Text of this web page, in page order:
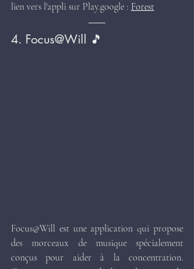
lien vers l'appli sur Play.google : Forest
4. Focus@Will 🎵
Focus@Will est une application qui propose
des morceaux de musique spécialement
conçus pour aider à la concentration.